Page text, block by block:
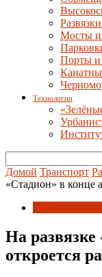
Мосты и
Порты
Технологии
Домой Транспорт
«Стадион» в конце
На
откроется